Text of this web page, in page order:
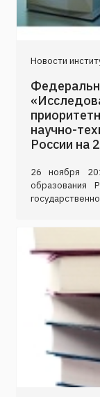
Новости
научно-
России на
26 ноября
образования